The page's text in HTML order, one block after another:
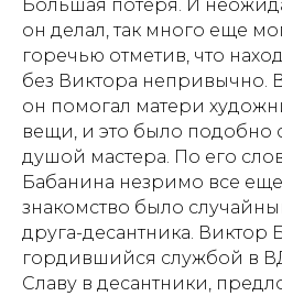
Большая потеря. И
он делал, так много еще
горечью отметив, что
без Виктора непривычно.
он помогал матери
вещи, и это было подобно
душой мастера. По его
Бабанина незримо все
знакомство было
друга-десантника. Виктор
гордившийся службой в
Славу в десантники,